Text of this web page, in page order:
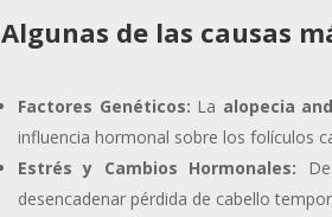
Algunas de las causas
Factores Genéticos: La alopecia
influencia hormonal sobre los folículos
Estrés y Cambios Hormonales:
desencadenar pérdida de cabello